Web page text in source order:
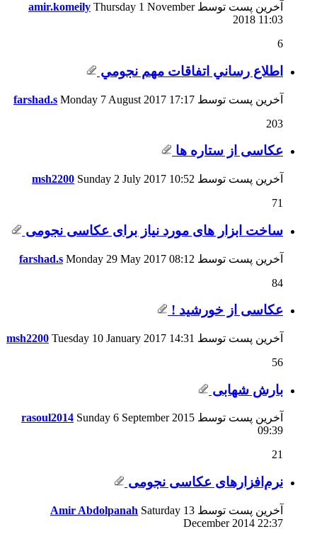
آخرین پست توسط amir.komeily Thursday 1 November
2018 11:03
6
اطلاع رساني اتفاقات مهم نجومي
آخرین پست توسط farshad.s Monday 7 August 2017 17:17
203
عکاسی از ستاره ها
آخرین پست توسط msh2200 Sunday 2 July 2017 10:52
71
ساخت ابزار های مورد نیاز برای عکاسی نجومی
آخرین پست توسط farshad.s Monday 29 May 2017 08:12
84
عکاسی از خورشید !
آخرین پست توسط msh2200 Tuesday 10 January 2017 14:31
56
بارش شهابی
آخرین پست توسط rasoul2014 Sunday 6 September 2015
09:39
21
نرم‌افزارهای عکاسی نجومی
آخرین پست توسط Amir Abdolpanah Saturday 13
December 2014 22:37